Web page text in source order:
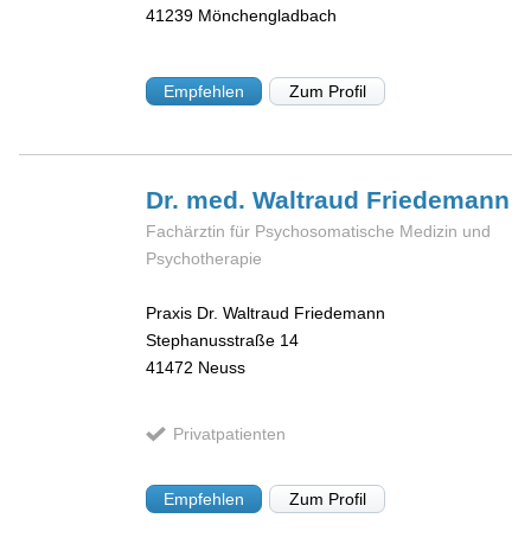
41239 Mönchengladbach
Empfehlen Zum Profil
Dr. med. Waltraud Friedemann
Fachärztin für Psychosomatische Medizin und
Psychotherapie
Praxis Dr. Waltraud Friedemann
Stephanusstraße 14
41472 Neuss
Privatpatienten
Empfehlen Zum Profil